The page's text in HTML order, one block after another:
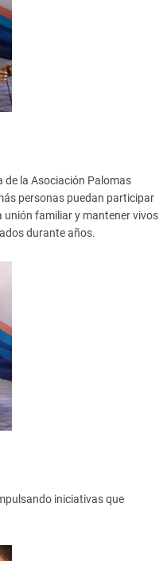
de la Asociación Palomas
personas puedan participar
familiar y mantener vivos
durante años.
iniciativas que